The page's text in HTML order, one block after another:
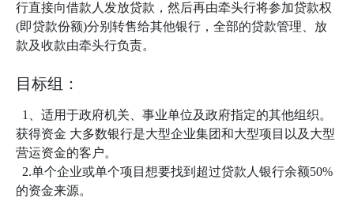
行直接向借款人发放贷款，然后再由牵头行将参加贷款权
(即贷款份额)分别转售给其他银行，全部的贷款管理、放
款及收款由牵头行负责。
目标组：
1、适用于政府机关、事业单位及政府指定的其他组织。
获得资金 大多数银行是大型企业集团和大型项目以及大型
营运资金的客户。
2.单个企业或单个项目想要找到超过贷款人银行余额50%
的资金来源。